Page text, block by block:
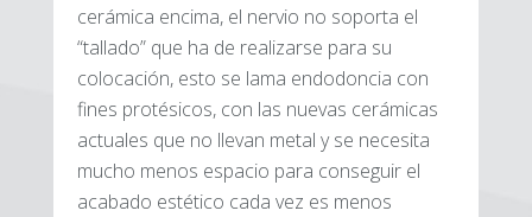
cerámica encima, el nervio no soporta el
“tallado” que ha de realizarse para su
colocación, esto se lama endodoncia con
fines protésicos, con las nuevas cerámicas
actuales que no llevan metal y se necesita
mucho menos espacio para conseguir el
acabado estético cada vez es menos